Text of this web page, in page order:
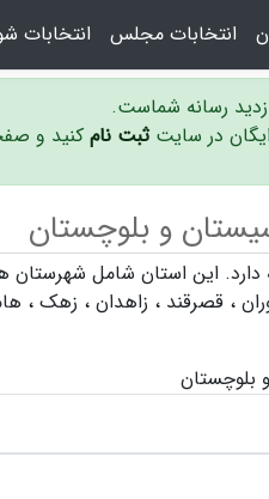
انتخابات مجلس انتخابات
رسانه شماست.
در سایت ثبت نامکنید و
و بلوچستان
، قصرقند ، زاهدان ، زهک ،
بلوچستان